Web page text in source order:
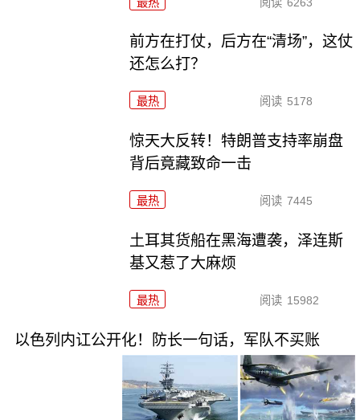
前方在打仗，后方在“清场”，这仗
还怎么打？
最热 阅读 5178
惊天大反转！特朗普支持率崩盘
背后竟藏致命一击
最热 阅读 7445
土耳其货船在黑海遭袭，泽连斯
基又惹了大麻烦
最热 阅读 15982
以色列内讧公开化！防长一句话，军队不买账